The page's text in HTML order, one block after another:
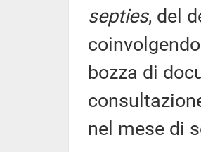
septies, del
bozza di
nel mese di